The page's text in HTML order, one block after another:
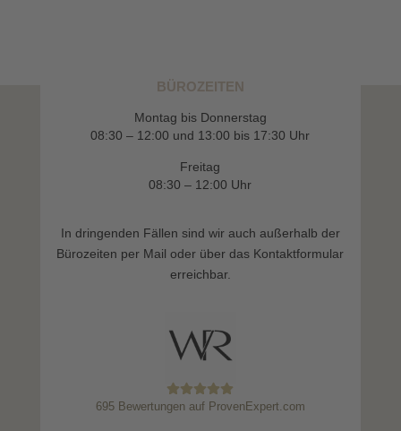
BÜROZEITEN
Montag bis Donnerstag
08:30 – 12:00 und 13:00 bis 17:30 Uhr
Freitag
08:30 – 12:00 Uhr
In dringenden Fällen sind wir auch außerhalb der
Bürozeiten per Mail oder über das Kontaktformular
erreichbar.
695Bewertungen auf ProvenExpert.com